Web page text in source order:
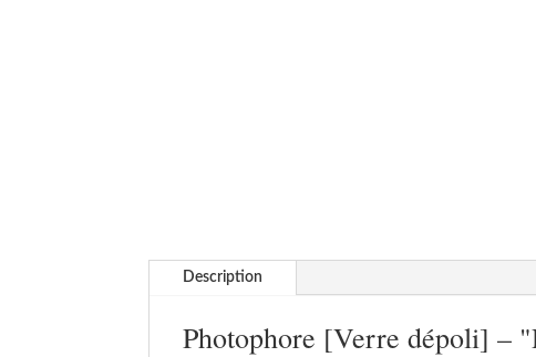
Description
Photophore [Verre dépoli] –